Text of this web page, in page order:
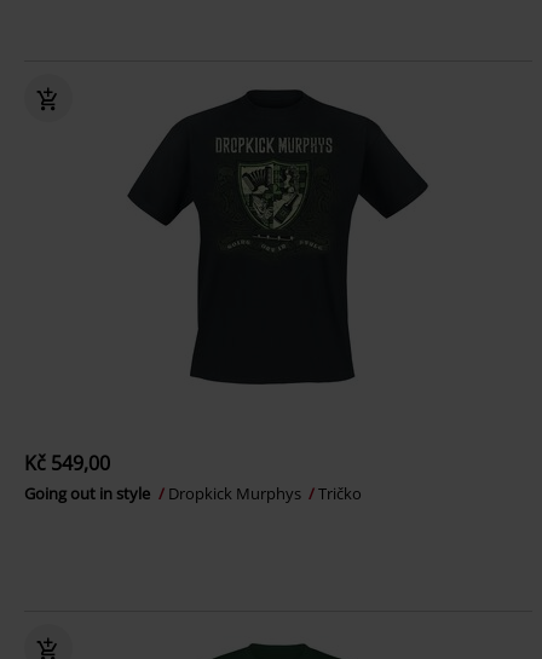
Kč 549,00
Going out in style Dropkick Murphys Tričko